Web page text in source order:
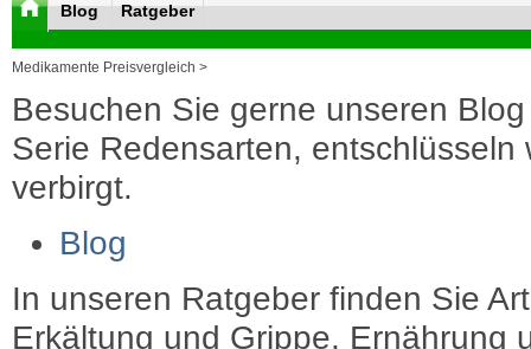
Blog Ratgeber
Medikamente Preisvergleich >
Besuchen Sie gerne unseren
Serie Redensarten, entschlüsseln
verbirgt.
Blog
In unseren Ratgeber finden Sie
Erkältung und Grippe, Ernährung